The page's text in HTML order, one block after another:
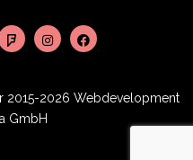
2015-2026 Webdevelopment
GmbH